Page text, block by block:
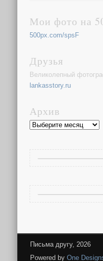
Мои фото на
500px.com/spsF
Друзья
Великолепный
lankasstory.ru
Архив
Архив
Письма другу, 2026
Powered by One